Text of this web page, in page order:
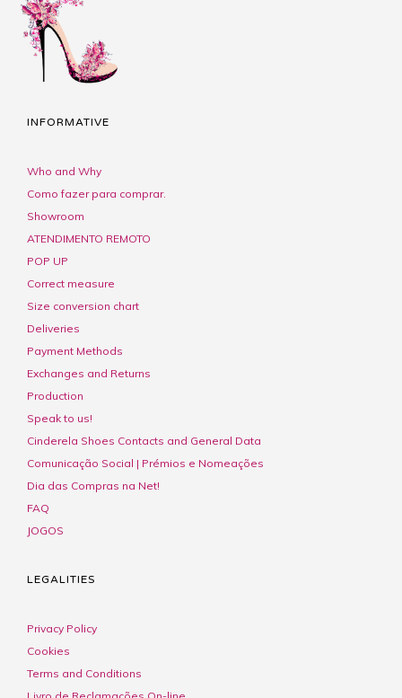
INFORMATIVE
Who and Why
Como fazer para comprar.
Showroom
ATENDIMENTO REMOTO
POP UP
Correct measure
Size conversion chart
Deliveries
Payment Methods
Exchanges and Returns
Production
Speak to us!
Cinderela Shoes Contacts and General Data
Comunicação Social | Prémios e Nomeações
Dia das Compras na Net!
FAQ
JOGOS
LEGALITIES
Privacy Policy
Cookies
Terms and Conditions